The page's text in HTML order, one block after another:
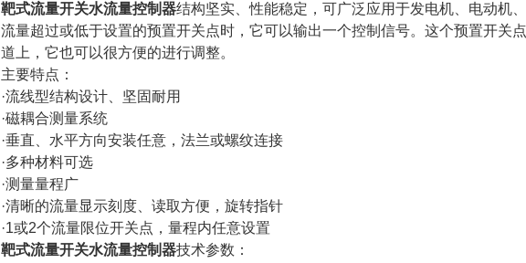
靶式流量开关水流量控制器结构坚实、性能稳定，可广泛应用于发电机、电动机
流量超过或低于设置的预置开关点时，它可以输出一个控制信号。这个预置开关
道上，它也可以很方便的进行调整。
主要特点：
·流线型结构设计、坚固耐用
·磁耦合测量系统
·垂直、水平方向安装任意，法兰或螺纹连接
·多种材料可选
·测量量程广
·清晰的流量显示刻度、读取方便，旋转指针
·1或2个流量限位开关点，量程内任意设置
靶式流量开关水流量控制器技术参数：